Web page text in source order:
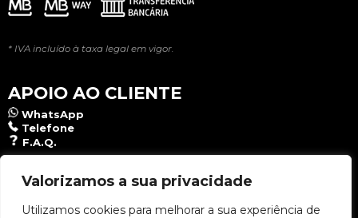
Valorizamos a sua privacidade
Utilizamos cookies para melhorar a sua experiência de
* IVA incluído à taxa legal em vigor.
APOIO AO CLIENTE
WhatsApp
Telefone
F.A.Q.
NEWSLETTER